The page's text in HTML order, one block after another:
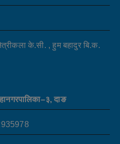
के.सी. , हुम बहादुर बि.क.
दाङ